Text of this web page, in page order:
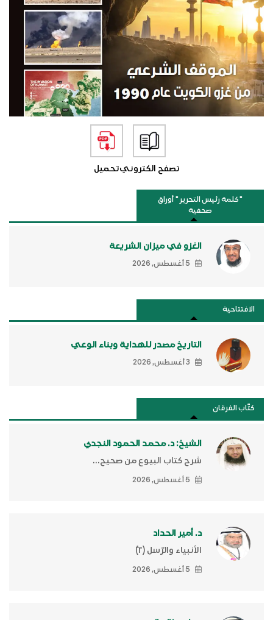
تصفح الكترونيتحميل
"كلمة رئيس التحرير " أوراق
صحفية
الغزو في ميزان الشريعة
5 أغسطس, 2026
الافتتاحية
التاريخ مصدر للهداية وبناء الوعي
3 أغسطس, 2026
كتَّاب الفرقان
الشيخ: د. محمد الحمود النجدي
شرح كتاب البيوع من صحيح...
5 أغسطس, 2026
د. أمير الحداد
الأنبياء والرّسل (٢)ّ
5 أغسطس, 2026